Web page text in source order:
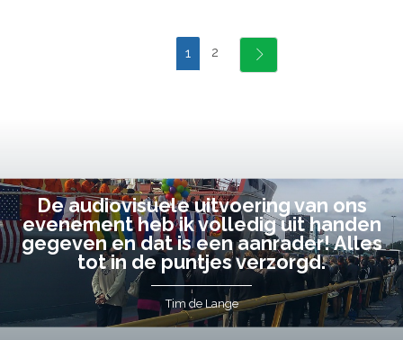
1 2
De audiovisuele uitvoering van ons
evenement heb ik volledig uit handen
gegeven en dat is een aanrader! Alles
tot in de puntjes verzorgd.
Tim de Lange